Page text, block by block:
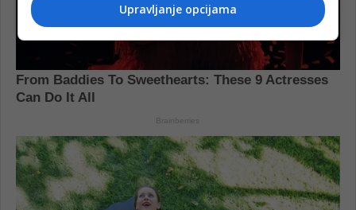
Upravljanje opcijama